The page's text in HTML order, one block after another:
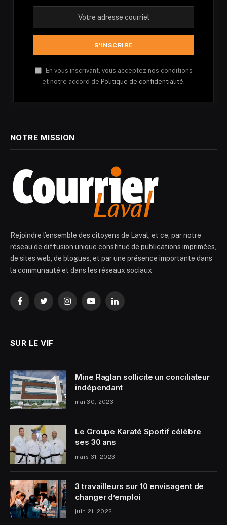
En vous inscrivant, vous acceptez nos conditions
et notre accord de Politique de confidentialité.
NOTRE MISSION
Rejoindre l’ensemble des citoyens de Laval, et ce, par notre
réseau de diffusion unique constitué de publications imprimées,
de sites web, de blogues, et par une présence importante dans
la communauté et dans les réseaux sociaux
FacebookTwitterInstagramYouTubeLinkedIn
SUR LE VIF
Mine Raglan sollicite un conciliateur
indépendant
mai 30, 2023
Le Groupe Karaté Sportif célèbre
ses 30 ans
mars 31, 2023
3 travailleurs sur 10 envisagent de
changer d’emploi
juin 21, 2022